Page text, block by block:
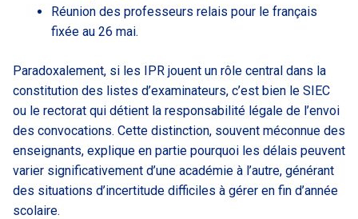
Réunion des professeurs relais pour le français
fixée au 26 mai.
Paradoxalement, si les IPR jouent un rôle central dans la
constitution des listes d’examinateurs, c’est bien le SIEC
ou le rectorat qui détient la responsabilité légale de l’envoi
des convocations. Cette distinction, souvent méconnue des
enseignants, explique en partie pourquoi les délais peuvent
varier significativement d’une académie à l’autre, générant
des situations d’incertitude difficiles à gérer en fin d’année
scolaire.